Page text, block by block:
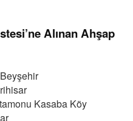
Alınan Ahşap
Kasaba Köy